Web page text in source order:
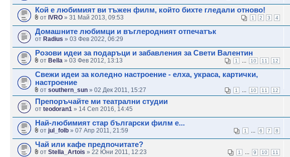
Кой е любимият ви тъжен филм, който бихте гледали отново!
1 2 3 4
от IVRO » 31 Май 2013, 09:53
Домашните любимци и въглеродният отпечатък
от Radius » 03 Фев 2022, 06:29
Розови идеи за подаръци и забавления за Свети Валентин
1 10 11 12
от Bella » 03 Фев 2012, 13:13
Свежи идеи за коледно настроение - елха, украса, картички,
настроение
1 10 11 12
от southern_sun » 02 Дек 2011, 15:27
Препоръчайте ми театрални студии
от teodoran1 » 14 Сеп 2016, 14:45
Най-любимият стар български филм е...
1 6 7 8
от jul_folb » 07 Апр 2011, 21:59
Чай или кафе предпочитате?
1 9 10 11
от Stella_Artois » 22 Юни 2011, 12:23